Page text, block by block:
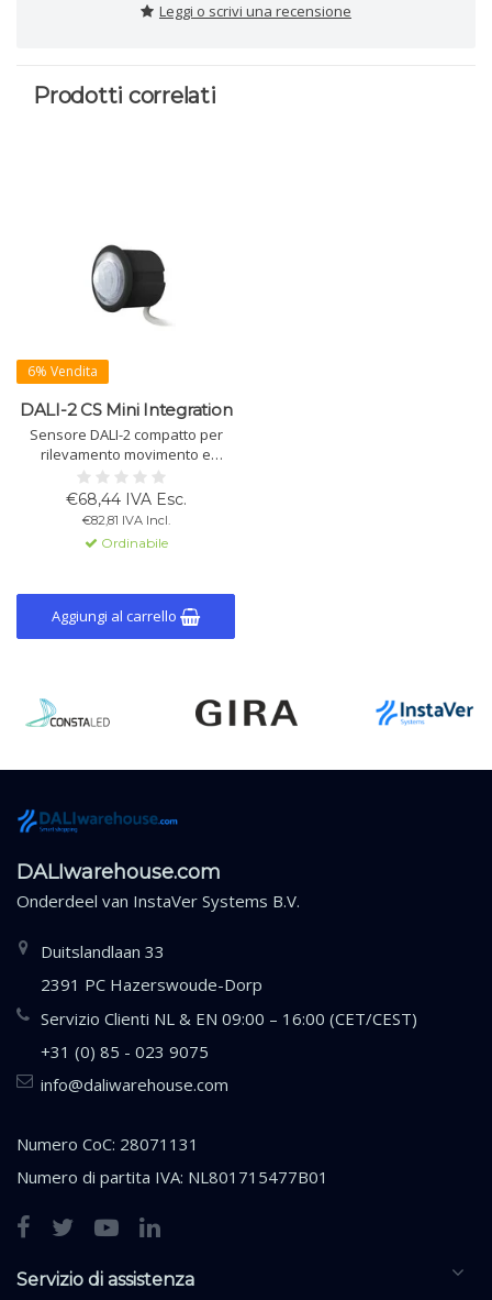
Leggi o scrivi una recensione
Prodotti correlati
6% Vendita
DALI-2 CS Mini Integration
Sensore DALI-2 compatto per
rilevamento movimento e
intensità luminosa con modalità
istanza. Adatto per
l'integrazione in unità di
controllo centrale, disponibile in
nero e bianco, per uso interno
€68,44 IVA Esc.
€82,81 IVA Incl.
Ordinabile
Aggiungi al carrello
DALIwarehouse.com
Onderdeel van InstaVer Systems B.V.
Duitslandlaan 33
2391 PC Hazerswoude-Dorp
Servizio Clienti NL & EN 09:00 – 16:00 (CET/CEST)
+31 (0) 85 - 023 9075
info@daliwarehouse.com
Numero CoC: 28071131
Numero di partita IVA: NL801715477B01
Servizio di assistenza